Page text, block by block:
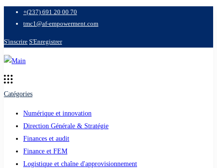
+(237) 691 20 00 70
tmc1@af-empowerment.com
S'inscrire S'Enregistrer
Catégories
Numérique et innovation
Direction Générale & Stratégie
Finances et audit
Finance et FEM
Logistique et chaîne d'approvisionnement